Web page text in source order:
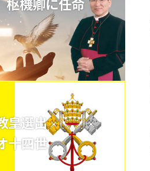
皇選出
十四世